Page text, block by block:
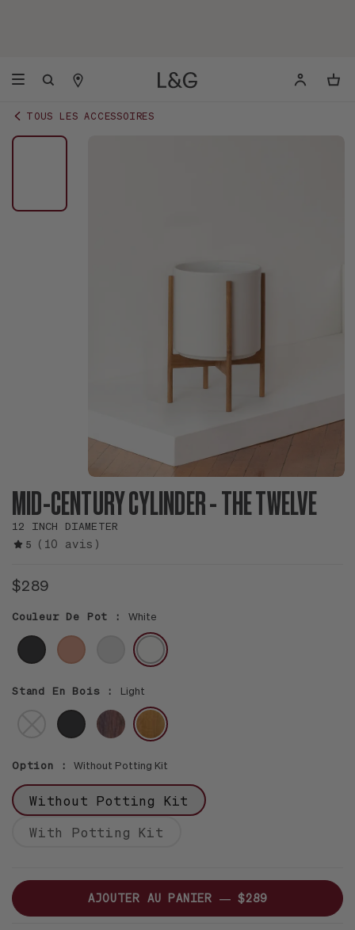
TOUS LES ACCESSOIRES
MID-CENTURY CYLINDER - THE TWELVE
12 INCH DIAMETER
5 (10 avis)
$289
Couleur De Pot : White
BLACK CORAL WHITE
Stand En Bois : Light
BLACK DARK BROWN
Option : Without Potting Kit
Without Potting Kit
With Potting Kit
AJOUTER AU PANIER —$289